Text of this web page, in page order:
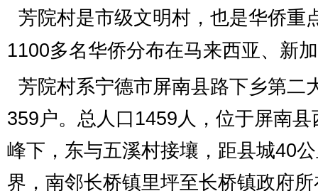
芳院村是市级文明村，也是华侨重
1100多名华侨分布在马来西亚、新
芳院村系宁德市屏南县路下乡第二
359 户。总人口 1459 人，位于屏南
峰下，东与五溪村接壤，距县城40
界，南邻长桥镇里坪至长桥镇政府